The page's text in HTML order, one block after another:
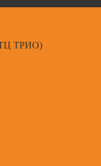
(ТЦ ТРИО)